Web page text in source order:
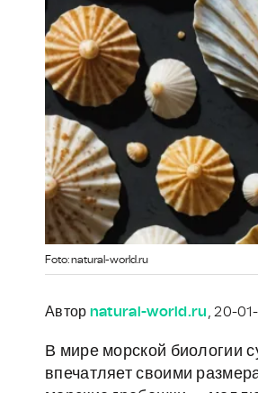
Foto: natural-world.ru
Автор natural-world.ru, 20-
В мире морской биологии
впечатляет своими